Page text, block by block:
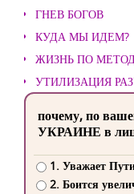
ГНЕВ БОГОВ
КУДА МЫ ИДЕМ?
ЖИЗНЬ ПО
УТИЛИЗАЦИЯ
почему, по
УКРАИНЕ в
1. Уважает
2. Боится